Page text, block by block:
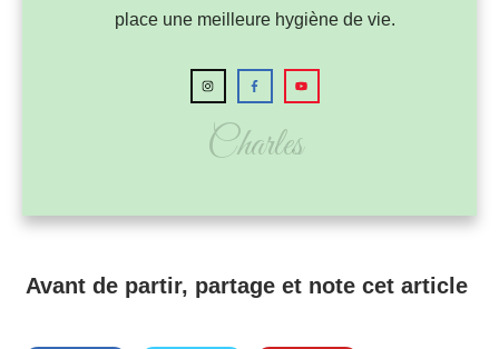
place une meilleure hygiène de vie.
Charles
Avant de partir, partage et note cet article